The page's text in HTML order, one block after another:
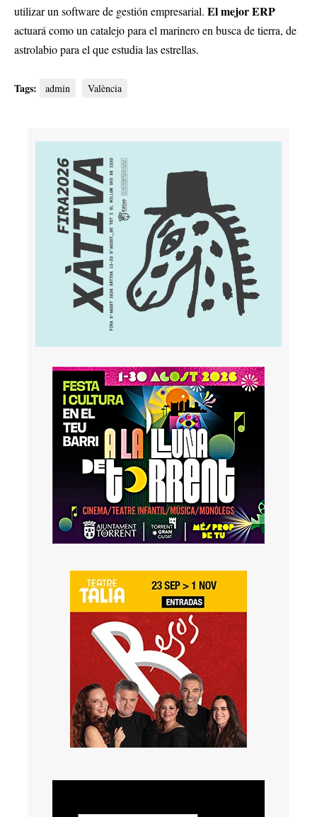
utilizar un software de gestión empresarial. El mejor ERP
actuará como un catalejo para el marinero en busca de tierra, de
astrolabio para el que estudia las estrellas.
Tags: admin València